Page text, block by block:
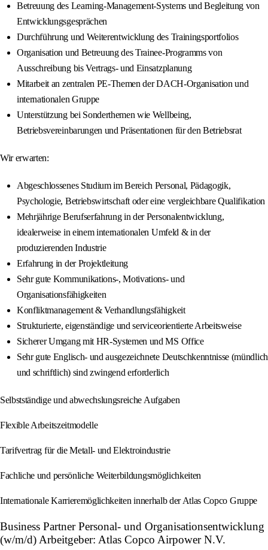
Betreuung des Learning‑Management‑Systems und Begleitung von
Entwicklungsgesprächen
Durchführung und Weiterentwicklung des Trainingsportfolios
Organisation und Betreuung des Trainee‑Programms von
Ausschreibung bis Vertrags‑ und Einsatzplanung
Mitarbeit an zentralen PE‑Themen der DACH‑Organisation und
internationalen Gruppe
Unterstützung bei Sonderthemen wie Wellbeing,
Betriebsvereinbarungen und Präsentationen für den Betriebsrat
Wir erwarten:
Abgeschlossenes Studium im Bereich Personal, Pädagogik,
Psychologie, Betriebswirtschaft oder eine vergleichbare Qualifikation
Mehrjährige Berufserfahrung in der Personalentwicklung,
idealerweise in einem internationalen Umfeld & in der
produzierenden Industrie
Erfahrung in der Projektleitung
Sehr gute Kommunikations‑, Motivations- und
Organisationsfähigkeiten
Konfliktmanagement & Verhandlungsfähigkeit
Strukturierte, eigenständige und serviceorientierte Arbeitsweise
Sicherer Umgang mit HR‑Systemen und MS Office
Sehr gute Englisch- und ausgezeichnete Deutschkenntnisse (mündlich
und schriftlich) sind zwingend erforderlich
Selbstständige und abwechslungsreiche Aufgaben
Flexible Arbeitszeitmodelle
Tarifvertrag für die Metall- und Elektroindustrie
Fachliche und persönliche Weiterbildungsmöglichkeiten
Internationale Karrieremöglichkeiten innerhalb der Atlas Copco Gruppe
Business Partner Personal- und Organisationsentwicklung
(w/m/d) Arbeitgeber: Atlas Copco Airpower N.V.